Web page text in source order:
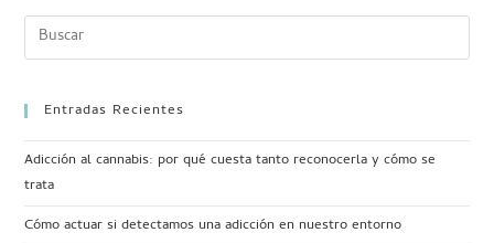
Entradas Recientes
Adicción al cannabis: por qué cuesta tanto reconocerla y cómo se
trata
Cómo actuar si detectamos una adicción en nuestro entorno